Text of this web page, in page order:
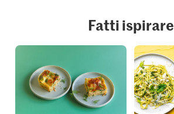
Fatti ispirare